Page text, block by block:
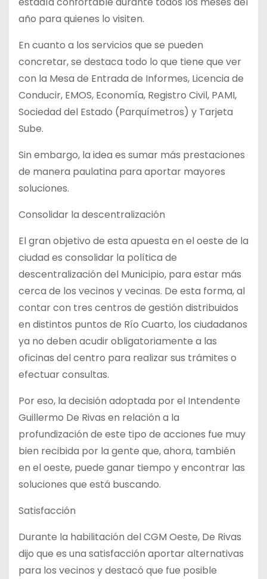
año para quienes lo visiten.
En cuanto a los servicios que se pueden
concretar, se destaca todo lo que tiene que ver
con la Mesa de Entrada de Informes, Licencia de
Conducir, EMOS, Economía, Registro Civil, PAMI,
Sociedad del Estado (Parquímetros) y Tarjeta
Sube.
Sin embargo, la idea es sumar más prestaciones
de manera paulatina para aportar mayores
soluciones.
Consolidar la descentralización
El gran objetivo de esta apuesta en el oeste de la
ciudad es consolidar la política de
descentralización del Municipio, para estar más
cerca de los vecinos y vecinas. De esta forma, al
contar con tres centros de gestión distribuidos
en distintos puntos de Río Cuarto, los ciudadanos
ya no deben acudir obligatoriamente a las
oficinas del centro para realizar sus trámites o
efectuar consultas.
Por eso, la decisión adoptada por el Intendente
Guillermo De Rivas en relación a la
profundización de este tipo de acciones fue muy
bien recibida por la gente que, ahora, también
en el oeste, puede ganar tiempo y encontrar las
soluciones que está buscando.
Satisfacción
Durante la habilitación del CGM Oeste, De Rivas
dijo que es una satisfacción aportar alternativas
para los vecinos y destacó que fue posible